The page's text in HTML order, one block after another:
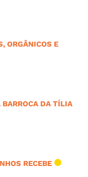
ORGÂNICOS E
DA TÍLIA
RECEBE